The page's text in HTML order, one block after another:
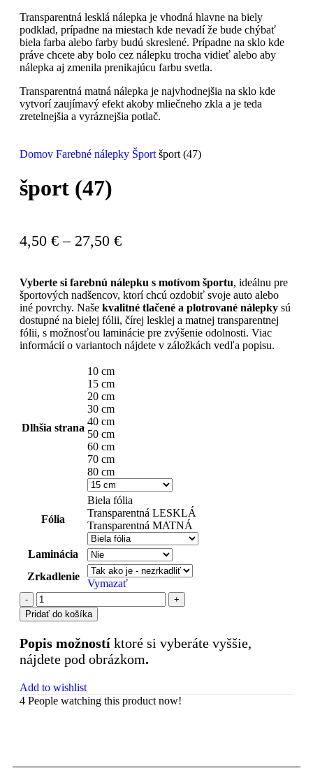
Transparentná lesklá nálepka je vhodná hlavne na biely
podklad, prípadne na miestach kde nevadí že bude chýbať
biela farba alebo farby budú skreslené. Prípadne na sklo kde
práve chcete aby bolo cez nálepku trocha vidieť alebo aby
nálepka aj zmenila prenikajúcu farbu svetla.
Transparentná matná nálepka je najvhodnejšia na sklo kde
vytvorí zaujímavý efekt akoby mliečneho zkla a je teda
zretelnejšia a vyráznejšia potlač.
Domov Farebné nálepky Šport šport (47)
šport (47)
4,50 € – 27,50 €
Vyberte si farebnú nálepku s motívom športu, ideálnu pre
športových nadšencov, ktorí chcú ozdobiť svoje auto alebo
iné povrchy. Naše kvalitné tlačené a plotrované nálepky sú
dostupné na bielej fólii, čírej lesklej a matnej transparentnej
fólii, s možnosťou laminácie pre zvýšenie odolnosti. Viac
informácií o variantoch nájdete v záložkách vedľa popisu.
Dlhšia strana
10 cm
15 cm
20 cm
30 cm
40 cm
50 cm
60 cm
70 cm
80 cm
Fólia
Biela fólia
Transparentná LESKLÁ
Transparentná MATNÁ
Laminácia
Zrkadlenie
Vymazať
Pridať do košíka
Popis možností ktoré si vyberáte vyššie,
nájdete pod obrázkom.
Add to wishlist
4 People watching this product now!